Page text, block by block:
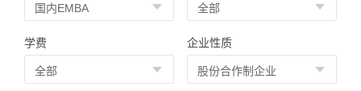
学费 企业性质